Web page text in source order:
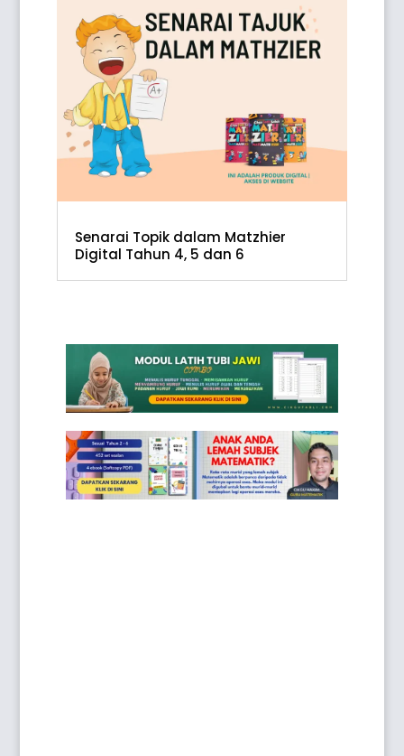
Senarai Topik dalam Matzhier
Digital Tahun 4, 5 dan 6